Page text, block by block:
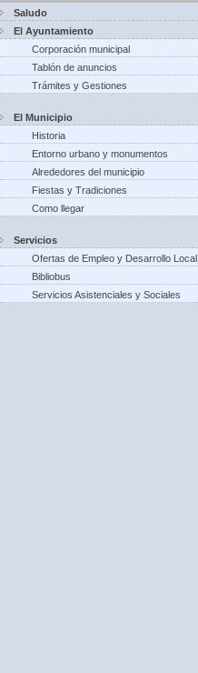
Saludo
El Ayuntamiento
Corporación municipal
Tablón de anuncios
Trámites y Gestiones
El Municipio
Historia
Entorno urbano y monumentos
Alrededores del municipio
Fiestas y Tradiciones
Como llegar
Servicios
Ofertas de Empleo y Desarrollo Local
Bibliobus
Servicios Asistenciales y Sociales